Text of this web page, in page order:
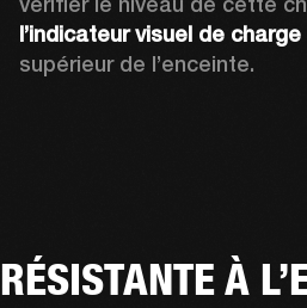
l’indicateur visuel de charge
supérieur de l’enceinte.
RÉSISTANTE À